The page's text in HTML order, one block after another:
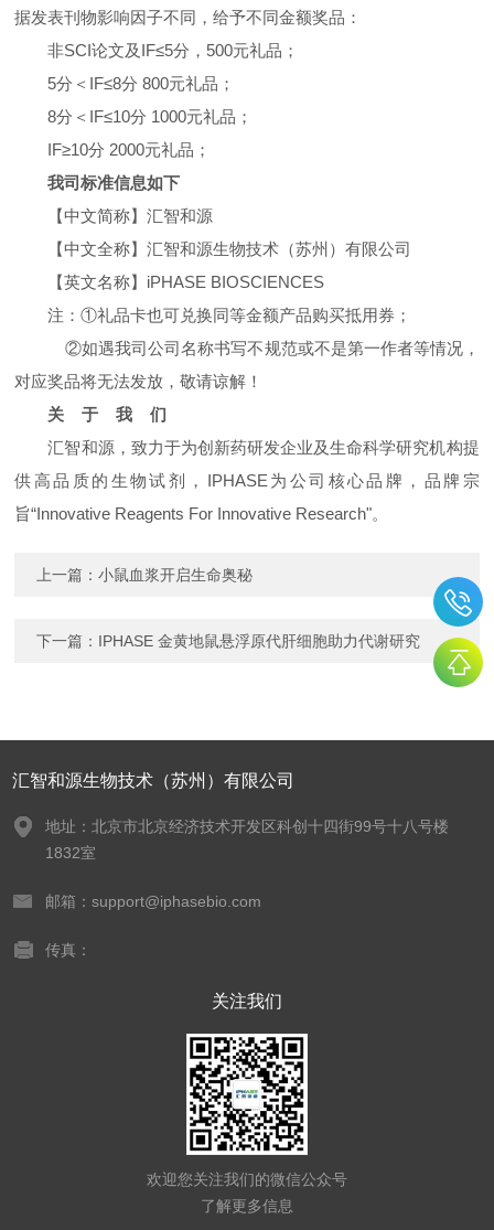
据发表刊物影响因子不同，给予不同金额奖品：
非SCI论文及IF≤5分，500元礼品；
5分＜IF≤8分 800元礼品；
8分＜IF≤10分 1000元礼品；
IF≥10分 2000元礼品；
我司标准信息如下
【中文简称】汇智和源
【中文全称】汇智和源生物技术（苏州）有限公司
【英文名称】iPHASE BIOSCIENCES
注：①礼品卡也可兑换同等金额产品购买抵用券；
②如遇我司公司名称书写不规范或不是第一作者等情况，
对应奖品将无法发放，敬请谅解！
关 于 我 们
汇智和源，致力于为创新药研发企业及生命科学研究机构提
供高品质的生物试剂，IPHASE为公司核心品牌，品牌宗
旨“Innovative Reagents For Innovative Research"。
上一篇：小鼠血浆开启生命奥秘
下一篇： IPHASE 金黄地鼠悬浮原代肝细胞助力代谢研究
汇智和源生物技术（苏州）有限公司
地址：北京市北京经济技术开发区科创十四街99号十八号楼
1832室
邮箱：support@iphasebio.com
传真：
关注我们
欢迎您关注我们的微信公众号
了解更多信息